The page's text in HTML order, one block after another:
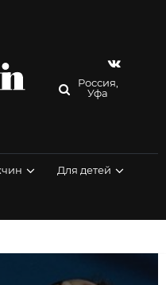
Россия,
Уфа
Для детей